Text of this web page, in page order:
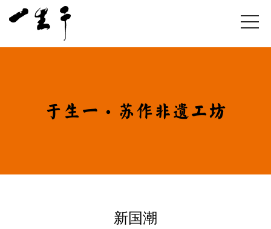
于生一·苏作非遗工坊
新国潮